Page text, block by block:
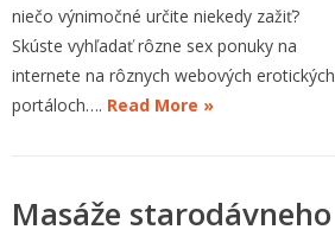
niečo výnimočné určite niekedy zažiť?
Skúste vyhľadať rôzne sex ponuky na
internete na rôznych webových erotických
portáloch…. Read More »
Masáže starodávneho